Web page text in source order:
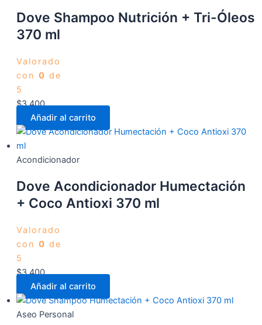
Dove Shampoo Nutrición + Tri-Óleos
370 ml
Valorado
con 0 de
5
$3.400
Añadir al carrito
Acondicionador
Dove Acondicionador Humectación
+ Coco Antioxi 370 ml
Valorado
con 0 de
5
$3.400
Añadir al carrito
Aseo Personal